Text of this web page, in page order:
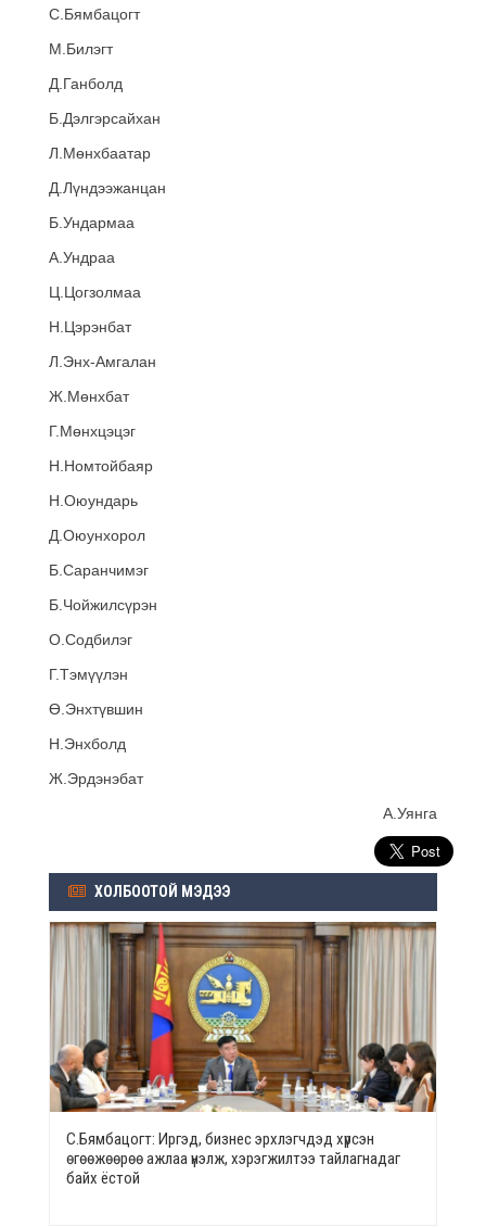
С.Бямбацогт
М.Билэгт
Д.Ганболд
Б.Дэлгэрсайхан
Л.Мөнхбаатар
Д.Лүндээжанцан
Б.Ундармаа
А.Ундраа
Ц.Цогзолмаа
Н.Цэрэнбат
Л.Энх-Амгалан
Ж.Мөнхбат
Г.Мөнхцэцэг
Н.Номтойбаяр
Н.Оюундарь
Д.Оюунхорол
Б.Саранчимэг
Б.Чойжилсүрэн
О.Содбилэг
Г.Тэмүүлэн
Ө.Энхтүвшин
Н.Энхболд
Ж.Эрдэнэбат
А.Уянга
ХОЛБООТОЙ МЭДЭЭ
С.Бямбацогт: Иргэд, бизнес эрхлэгчдэд хүрсэн
өгөөжөөрөө ажлаа үнэлж, хэрэгжилтээ тайлагнадаг
байх ёстой